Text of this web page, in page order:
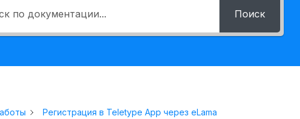
Поиск
Регистрация в Teletype App через eLama